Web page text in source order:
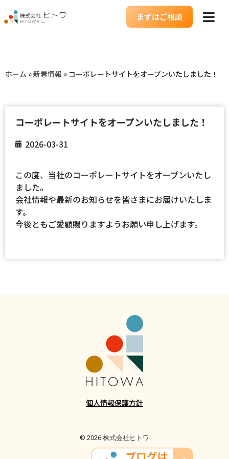
まずはご相談
ホーム »新着情報 » コーポレートサイトをオープンいたしました！
コーポレートサイトをオープンいたしました！
2026-03-31
この度、当社のコーポレートサイトをオープンいたし
ました。
会社情報や最新のお知らせを皆さまにお届けいたしま
す。
今後ともご愛顧賜りますようお願い申し上げます。
個人情報保護方針
© 2026 株式会社ヒトワ